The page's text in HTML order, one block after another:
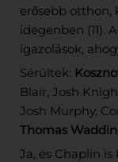
erősebb otthon,
idegenben (11).
igazolások,
Sérültek:
Blair, Josh
Josh Murphy,
Thomas
Ja, és Chaplin